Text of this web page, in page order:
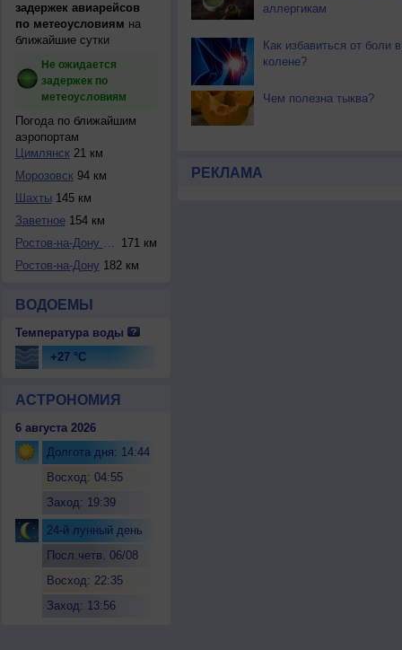
задержек авиарейсов
по метеоусловиям на
ближайшие сутки
Не ожидается
задержек по
метеоусловиям
Погода по ближайшим
аэропортам
Цимлянск21 км
Морозовск94 км
Шахты145 км
Заветное154 км
Ростов-на-Дону / ...
171 км
Ростов-на-Дону 182 км
ВОДОЕМЫ
Температура воды
+27 °C
АСТРОНОМИЯ
6 августа 2026
Долгота дня: 14:44
Восход: 04:55
Заход: 19:39
24-й лунный день
Посл.четв. 06/08
Восход: 22:35
Заход: 13:56
аллергикам
Как избавиться от боли в
колене?
Чем полезна тыква?
РЕКЛАМА